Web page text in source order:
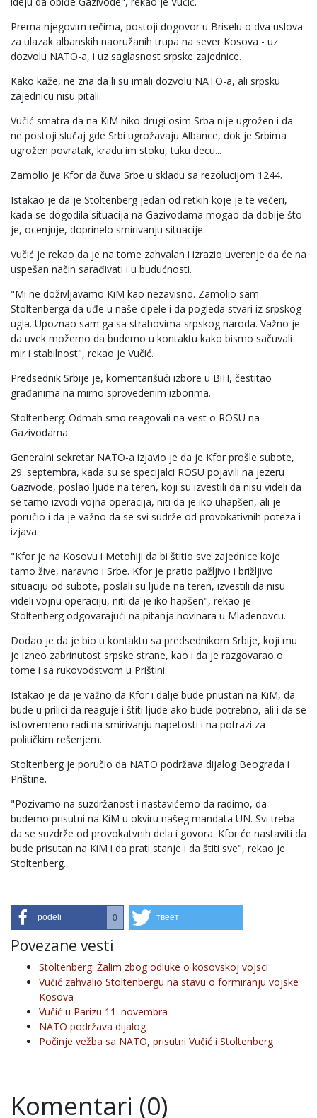
Prema njegovim rečima, postoji dogovor u Briselu o dva uslova
za ulazak albanskih naoružanih trupa na sever Kosova - uz
dozvolu NATO-a, i uz saglasnost srpske zajednice.
Kako kaže, ne zna da li su imali dozvolu NATO-a, ali srpsku
zajednicu nisu pitali.
Vučić smatra da na KiM niko drugi osim Srba nije ugrožen i da
ne postoji slučaj gde Srbi ugrožavaju Albance, dok je Srbima
ugrožen povratak, kradu im stoku, tuku decu...
Zamolio je Kfor da čuva Srbe u skladu sa rezolucijom 1244.
Istakao je da je Stoltenberg jedan od retkih koje je te večeri,
kada se dogodila situacija na Gazivodama mogao da dobije što
je, ocenjuje, doprinelo smirivanju situacije.
Vučić je rekao da je na tome zahvalan i izrazio uverenje da će na
uspešan način sarađivati i u budućnosti.
"Mi ne doživljavamo KiM kao nezavisno. Zamolio sam
Stoltenberga da uđe u naše cipele i da pogleda stvari iz srpskog
ugla. Upoznao sam ga sa strahovima srpskog naroda. Važno je
da uvek možemo da budemo u kontaktu kako bismo sačuvali
mir i stabilnost", rekao je Vučić.
Predsednik Srbije je, komentarišući izbore u BiH, čestitao
građanima na mirno sprovedenim izborima.
Stoltenberg: Odmah smo reagovali na vest o ROSU na
Gazivodama
Generalni sekretar NATO-a izjavio je da je Kfor prošle subote,
29. septembra, kada su se specijalci ROSU pojavili na jezeru
Gazivode, poslao ljude na teren, koji su izvestili da nisu videli da
se tamo izvodi vojna operacija, niti da je iko uhapšen, ali je
poručio i da je važno da se svi sudrže od provokativnih poteza i
izjava.
"Kfor je na Kosovu i Metohiji da bi štitio sve zajednice koje
tamo žive, naravno i Srbe. Kfor je pratio pažljivo i brižljivo
situaciju od subote, poslali su ljude na teren, izvestili da nisu
videli vojnu operaciju, niti da je iko hapšen", rekao je
Stoltenberg odgovarajući na pitanja novinara u Mladenovcu.
Dodao je da je bio u kontaktu sa predsednikom Srbije, koji mu
je izneo zabrinutost srpske strane, kao i da je razgovarao o
tome i sa rukovodstvom u Prištini.
Istakao je da je važno da Kfor i dalje bude priustan na KiM, da
bude u prilici da reaguje i štiti ljude ako bude potrebno, ali i da se
istovremeno radi na smirivanju napetosti i na potrazi za
političkim rešenjem.
Stoltenberg je poručio da NATO podržava dijalog Beograda i
Prištine.
"Pozivamo na suzdržanost i nastavićemo da radimo, da
budemo prisutni na KiM u okviru našeg mandata UN. Svi treba
da se suzdrže od provokatvnih dela i govora. Kfor će nastaviti da
bude prisutan na KiM i da prati stanje i da štiti sve", rekao je
Stoltenberg.
podeli 0 твеет
Povezane vesti
Stoltenberg: Žalim zbog odluke o kosovskoj vojsci
Vučić zahvalio Stoltenbergu na stavu o formiranju vojske
Kosova
Vučić u Parizu 11. novembra
NATO podržava dijalog
Počinje vežba sa NATO, prisutni Vučić i Stoltenberg
Komentari (0)